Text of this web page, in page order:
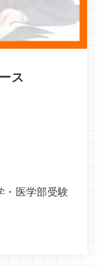
ス
・医学部受験